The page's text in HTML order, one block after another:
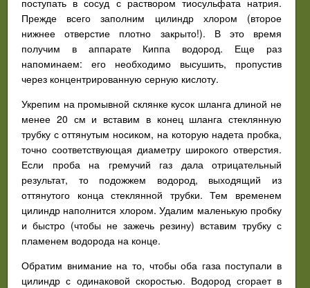
поступать в сосуд с раствором тиосульфата натрия.
Прежде всего заполним цилиндр хлором (второе
нижнее отверстие плотно закрыто!). В это время
получим в аппарате Киппа водород. Еще раз
напоминаем: его необходимо высушить, пропустив
через концентрированную серную кислоту.
Укрепим на промывной склянке кусок шланга длиной не
менее 20 см и вставим в конец шланга стеклянную
трубку с оттянутым носиком, на которую надета пробка,
точно соответствующая диаметру широкого отверстия.
Если проба на гремучий газ дала отрицательный
результат, то подожжем водород, выходящий из
оттянутого конца стеклянной трубки. Тем временем
цилиндр наполнится хлором. Удалим маленькую пробку
и быстро (чтобы не зажечь резину) вставим трубку с
пламенем водорода на конце.
Обратим внимание на то, чтобы оба газа поступали в
цилиндр с одинаковой скоростью. Водород сгорает в